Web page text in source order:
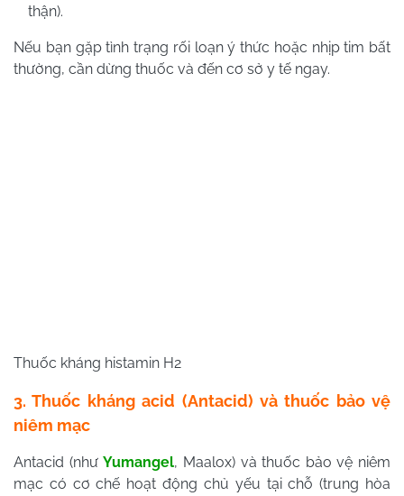
thận).
Nếu bạn gặp tình trạng rối loạn ý thức hoặc nhịp tim bất
thường, cần dừng thuốc và đến cơ sở y tế ngay.
Thuốc kháng histamin H2
3. Thuốc kháng acid (Antacid) và thuốc bảo vệ
niêm mạc
Antacid (nhưYumangel, Maalox) và thuốc bảo vệ niêm
mạc có cơ chế hoạt động chủ yếu tại chỗ (trung hòa